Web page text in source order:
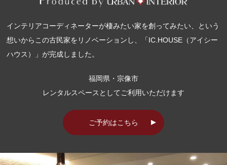
インテリアコーディネーターが棲みたい家を創ってみたい、という
想いからこの古民家をリノベーションし、「IC.HOUSE（アイシー
ハウス）」が完成しました。
福岡県・宗像市
レンタルスペースとしてご利用いただけます
ご予約はこちら